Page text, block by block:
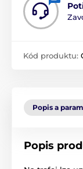
Kód produktu:
Popis a
Popis